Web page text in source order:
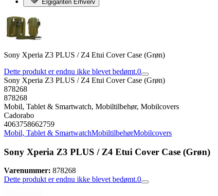
Elgiganten Erhverv
Sony Xperia Z3 PLUS / Z4 Etui Cover Case (Grøn)
Dette produkt er endnu ikke blevet bedømt.0
Sony Xperia Z3 PLUS / Z4 Etui Cover Case (Grøn)
878268
878268
Mobil, Tablet & Smartwatch, Mobiltilbehør, Mobilcovers
Cadorabo
4063758662759
Mobil, Tablet & SmartwatchMobiltilbehørMobilcovers
Sony Xperia Z3 PLUS / Z4 Etui Cover Case (Grøn)
Varenummer: 878268
Dette produkt er endnu ikke blevet bedømt.0